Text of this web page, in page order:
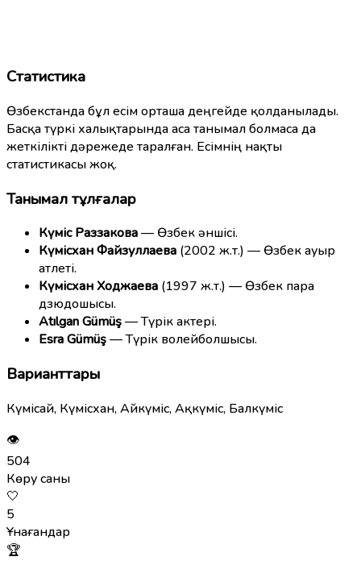
Статистика
Өзбекстанда бұл есім орташа деңгейде қолданылады.
Басқа түркі халықтарында аса танымал болмаса да
жеткілікті дәрежеде таралған. Есімнің нақты
статистикасы жоқ.
Танымал тұлғалар
Күміс Раззакова— Өзбек әншісі.
Күмісхан Файзуллаева (2002 ж.т.) — Өзбек ауыр
атлеті.
Күмісхан Ходжаева (1997 ж.т.) — Өзбек пара
дзюдошысы.
Atılgan Gümüş— Түрік актері.
Esra Gümüş— Түрік волейболшысы.
Варианттары
Күмісай, Күмісхан, Айкүміс, Ақкүміс, Балкүміс
👁
504
Көру саны
🤍
5
Ұнағандар
🏆